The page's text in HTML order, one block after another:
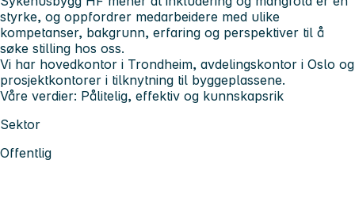
styrke, og oppfordrer medarbeidere med ulike
kompetanser, bakgrunn, erfaring og perspektiver til å
søke stilling hos oss.
Vi har hovedkontor i Trondheim, avdelingskontor i Oslo og
prosjektkontorer i tilknytning til byggeplassene.
Våre verdier: Pålitelig, effektiv og kunnskapsrik
Sektor
Offentlig